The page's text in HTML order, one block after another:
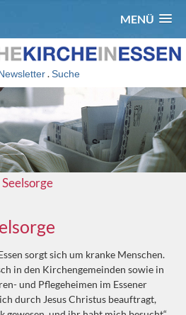
MENÜ
.Suche
Seelsorge
sorgt sich um kranke Menschen.
in den Kirchengemeinden sowie in
und Pflegeheimen im Essener
durch Jesus Christus beauftragt,